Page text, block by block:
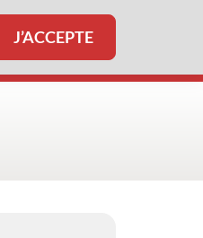
J’ACCEPTE